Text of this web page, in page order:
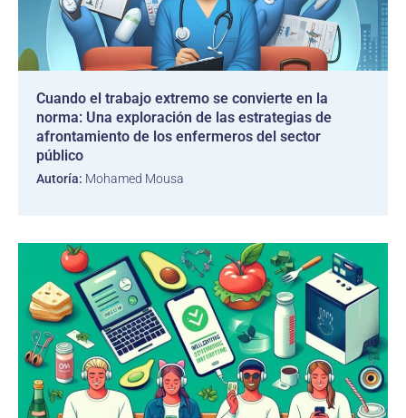
Cuando el trabajo extremo se convierte en la
norma: Una exploración de las estrategias de
afrontamiento de los enfermeros del sector
público
Autoría: Mohamed Mousa